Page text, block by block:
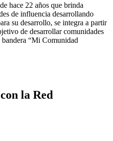
hace 22 años que brinda
de influencia desarrollando
su desarrollo, se integra a partir
de desarrollar comunidades
bandera “Mi Comunidad
la Red